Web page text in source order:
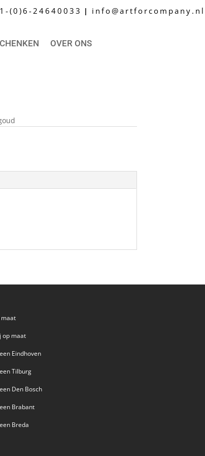
OVER ONS
(0)6-24640033 | info@artforcompany.nl
maat
op maat
Eindhoven
Tilburg
Den Bosch
Brabant
Breda